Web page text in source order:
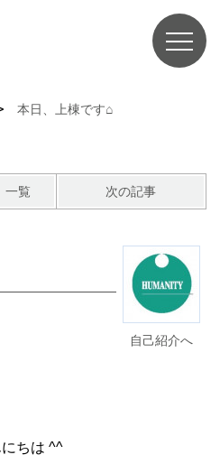
本日、上棟です⌂
一覧 次の記事
自己紹介へ
にちは ^^